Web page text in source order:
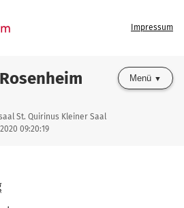
Impressum
St. Quirinus Kleiner Saal
09:20:19
Menü